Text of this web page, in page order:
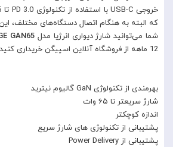
که البته به هنگام اتصال دستگاه‌های مختلف،
شما می‌توانید شارژ دیواری انرژیا مدل GAN65
12 ماهه از فروشگاه آنلاین اسپیگن خریداری کنید.
بهرمندی از تکنولوژی GaN گالیوم نیترید
شارژ سریعتر تا ۶۵ وات
اندازه کوچکتر
پشتیبانی از تکنولوژی های شارژ سریع
پشتیبانی از Power Delivery